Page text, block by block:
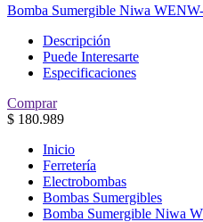
Bomba Sumergible Niwa
Descripción
Puede Interesarte
Especificaciones
Comprar
$ 180.989
Inicio
Ferretería
Electrobombas
Bombas Sumergibles
Bomba Sumergible Niwa